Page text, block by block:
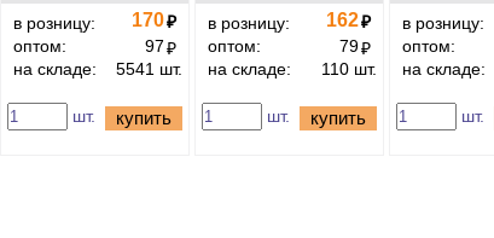
в розницу: 170₽
оптом:
97₽
на складе:
5541 шт.
шт. купить
в розницу: 162₽
оптом:
79₽
на складе:
110 шт.
шт. купить
в розницу:
оптом:
на складе:
шт.